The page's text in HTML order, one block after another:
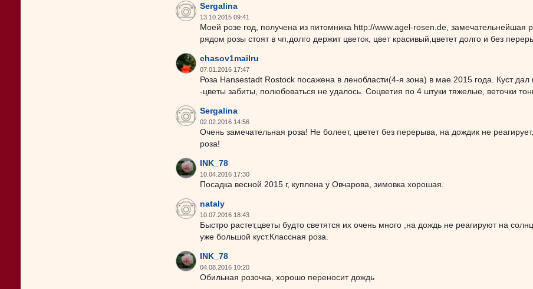
Sergalina
13.10.2015 09:41
Моей розе год, получена из питомника http://www.agel-rosen.de, замечательнейшая
рядом розы стоят в чп,долго держит цветок, цвет красивый,цветет долго и без
chasov1mailru
07.01.2016 17:47
Роза Hansestadt Rostock посажена в ленобласти(4-я зона) в мае 2015 года. Куст
-цветы забиты, полюбоваться не удалось. Соцветия по 4 штуки тяжелые, веточки
Sergalina
02.02.2016 14:56
Очень замечательная роза! Не болеет, цветет без перерыва, на дождик не
роза!
INK_78
10.04.2016 17:30
Посадка весной 2015 г, куплена у Овчарова, зимовка хорошая.
nataly
10.07.2016 18:43
Быстро растет,цветы будто светятся их очень много ,на дождь не реагируют на
уже большой куст.Классная роза.
INK_78
04.08.2016 10:20
Обильная розочка, хорошо переносит дождь